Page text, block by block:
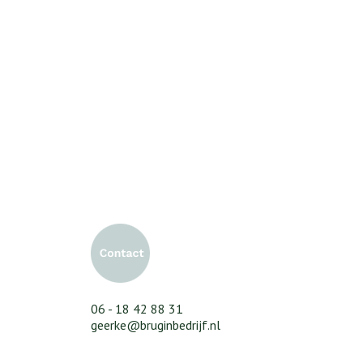
06 - 18 42 88 31
geerke@bruginbedrijf.nl